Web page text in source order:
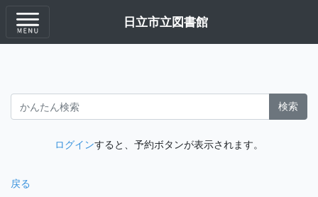
日立市立図書館
検索
ログインすると、予約ボタンが表示されます。
戻る